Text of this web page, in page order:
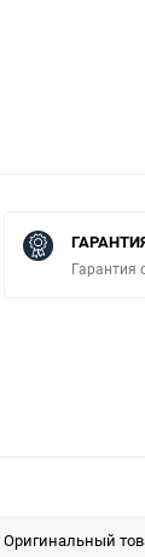
Гарантия
Оригинальный